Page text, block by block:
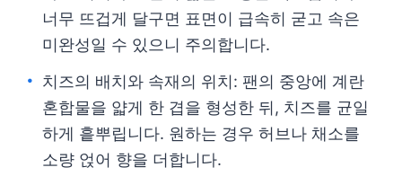
너무 뜨겁게 달구면 표면이 급속히 굳고 속은
미완성일 수 있으니 주의합니다.
치즈의 배치와 속재의 위치: 팬의 중앙에 계란
혼합물을 얇게 한 겹을 형성한 뒤, 치즈를 균일
하게 흩뿌립니다. 원하는 경우 허브나 채소를
소량 얹어 향을 더합니다.